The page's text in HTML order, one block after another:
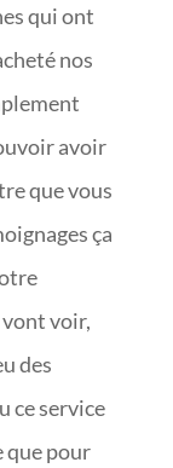
qui ont
nos
avoir
que vous
ça
vont voir,
des
ce service
que pour